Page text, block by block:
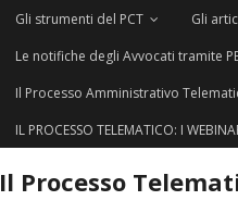
Gli strumenti del PCT Gli
Le notifiche degli Avvocati tramite
Il Processo Amministrativo
IL PROCESSO TELEMATICO: I
Il Processo